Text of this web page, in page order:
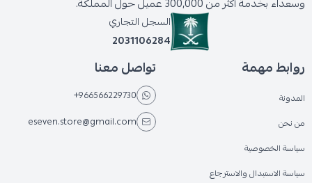
السجل التجاري
2031106284
روابط مهمة
المدونة
من نحن
سياسة الخصوصية
سياسة الاستبدال والاسترجاع
تواصل معنا
+966566229730
eseven.store@gmail.com